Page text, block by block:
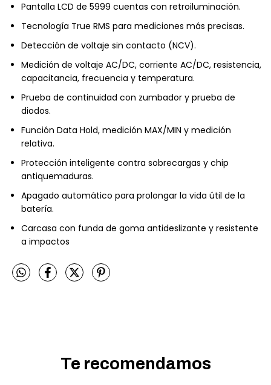
Pantalla LCD de 5999 cuentas con retroiluminación.
Tecnología True RMS para mediciones más precisas.
Detección de voltaje sin contacto (NCV).
Medición de voltaje AC/DC, corriente AC/DC, resistencia,
capacitancia, frecuencia y temperatura.
Prueba de continuidad con zumbador y prueba de
diodos.
Función Data Hold, medición MAX/MIN y medición
relativa.
Protección inteligente contra sobrecargas y chip
antiquemaduras.
Apagado automático para prolongar la vida útil de la
batería.
Carcasa con funda de goma antideslizante y resistente
a impactos
Te recomendamos